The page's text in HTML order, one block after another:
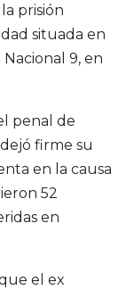
prisión
situada en
9, en
penal de
firme su
en la causa
52
en
el ex